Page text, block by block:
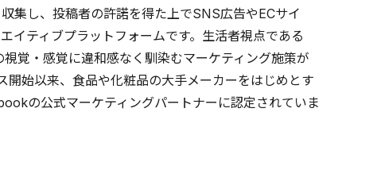
集し、投稿者の許諾を得た上でSNS広告やECサイ
イティブプラットフォームです。生活者視点である
覚・感覚に違和感なく馴染むマーケティング施策が
始以来、食品や化粧品の大手メーカーをはじめとす
の公式マーケティングパートナーに認定されていま